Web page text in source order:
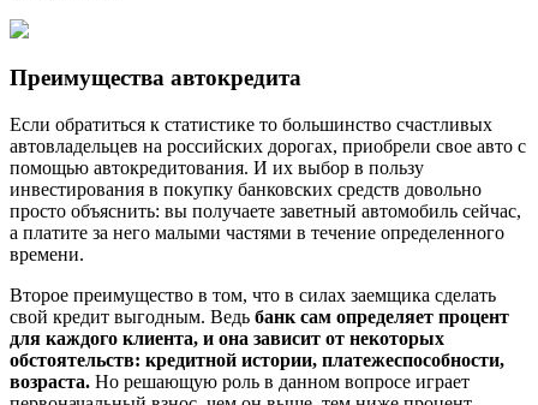
Преимущества автокредита
Если обратиться к статистике то большинство счастливых
автовладельцев на российских дорогах, приобрели свое авто с
помощью автокредитования. И их выбор в пользу
инвестирования в покупку банковских средств довольно
просто объяснить: вы получаете заветный автомобиль сейчас,
а платите за него малыми частями в течение определенного
времени.
Второе преимущество в том, что в силах заемщика сделать
свой кредит выгодным. Ведь банк сам определяет процент
для каждого клиента, и она зависит от некоторых
обстоятельств: кредитной истории, платежеспособности,
возраста. Но решающую роль в данном вопросе играет